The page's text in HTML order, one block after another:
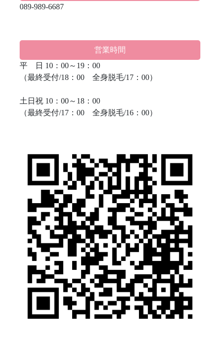
089-989-6687
営業時間
平 日 10：00～19：00
（最終受付/18：00 全身脱毛/17：00）
土日祝 10：00～18：00
（最終受付/17：00 全身脱毛/16：00）